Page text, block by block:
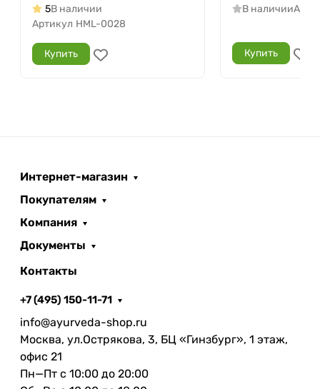
5В наличии
Артикул HML-0028
Купить
В наличии
Купить
Интернет-магазин
Покупателям
Компания
Документы
Контакты
+7 (495) 150-11-71
info@ayurveda-shop.ru
Москва, ул.Острякова, 3, БЦ «Гинзбург», 1 этаж,
офис 21
Пн—Пт с 10:00 до 20:00